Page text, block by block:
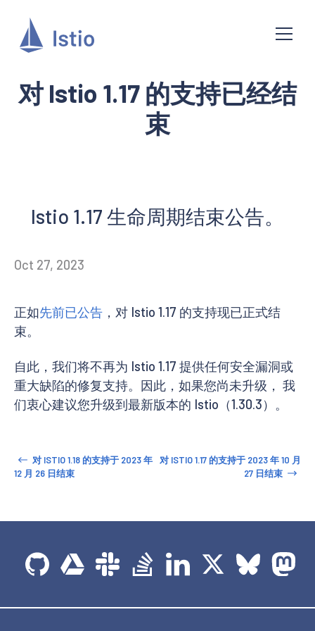
对 Istio 1.17 的支持已经结
束
Istio 1.17 生命周期结束公告。
Oct 27, 2023
正如先前已公告 ，对 Istio 1.17 的支持现已正式结
束。
自此，我们将不再为 Istio 1.17 提供任何安全漏洞或
重大缺陷的修复支持。因此，如果您尚未升级， 我
们衷心建议您升级到最新版本的 Istio（1.30.3）。
对 ISTIO 1.18 的支持于 2023 年
12 月 26 日结束
对 ISTIO 1.17 的支持于 2023 年 10 月
27 日结束